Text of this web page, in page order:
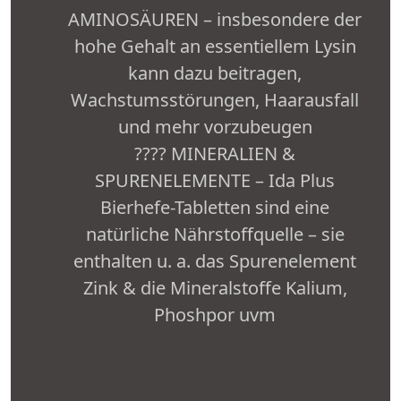
AMINOSÄUREN – insbesondere der
hohe Gehalt an essentiellem Lysin
kann dazu beitragen,
Wachstumsstörungen, Haarausfall
und mehr vorzubeugen
???? MINERALIEN &
SPURENELEMENTE – Ida Plus
Bierhefe-Tabletten sind eine
natürliche Nährstoffquelle – sie
enthalten u. a. das Spurenelement
Zink & die Mineralstoffe Kalium,
Phoshpor uvm